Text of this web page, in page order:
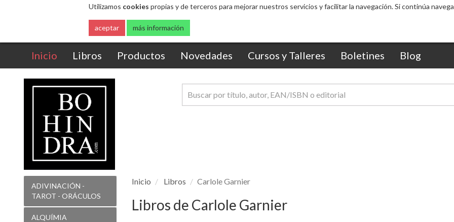
Utilizamos cookies propias y de terceros para mejorar nuestros servicios y facilitar la navegación. Si continúa
aceptar más información
Inicio (current)
Libros Productos Novedades Cursos y Talleres Boletines Blog
ADIVINACIÓN -
TAROT - ORÁCULOS
ALQUÍMIA
Inicio Libros Carlole Garnier
Libros de Carlole Garnier